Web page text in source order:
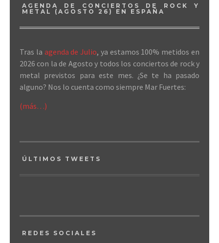
AGENDA DE CONCIERTOS DE ROCK Y
METAL (AGOSTO 26) EN ESPAÑA
Tras la agenda de Julio, ya estamos 100% metidos en
2026 con la de Agosto y todos los conciertos de rock y
metal previstos para este mes. ¿Se te ha pasado
alguno? Nos lo cuenta como siempre Mar Fuertes:
(más…)
ÚLTIMOS TWEETS
REDES SOCIALES